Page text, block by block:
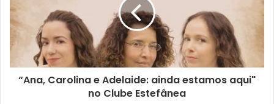
“Ana, Carolina e Adelaide: ainda estamos aqui"
no Clube Estefânea